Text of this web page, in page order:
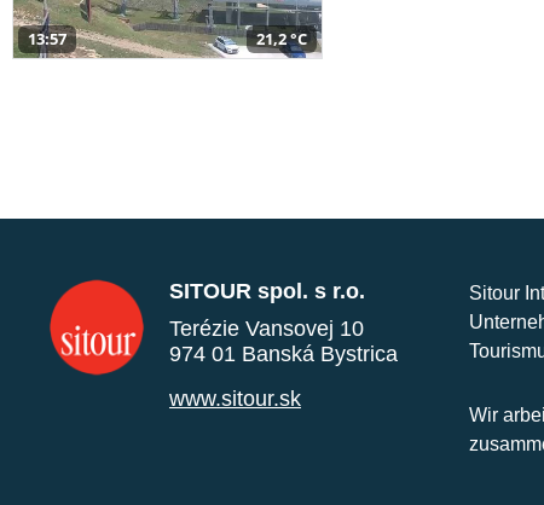
13:57 21,2 °C
SITOUR spol. s r.o.
Terézie Vansovej 10
974 01 Banská Bystrica
www.sitour.sk
Sitour
Wir